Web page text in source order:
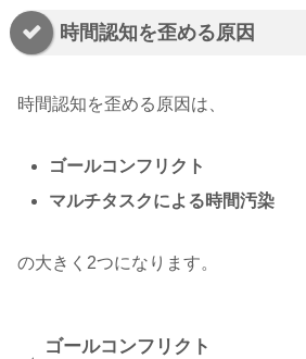
時間認知を歪める原因
時間認知を歪める原因は、
ゴールコンフリクト
マルチタスクによる時間汚染
の大きく2つになります。
ゴールコンフリクト